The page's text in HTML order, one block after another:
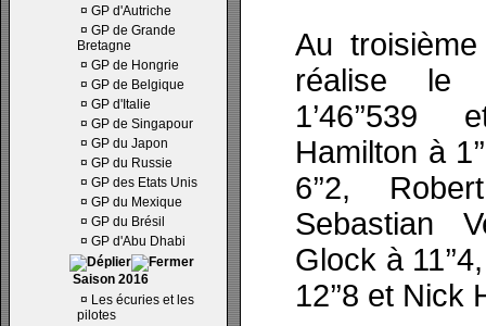
¤ GP d'Autriche
¤ GP de Grande
Bretagne
¤ GP de Hongrie
¤ GP de Belgique
¤ GP d'Italie
¤ GP de Singapour
¤ GP du Japon
¤ GP du Russie
¤ GP des Etats Unis
¤ GP du Mexique
¤ GP du Brésil
¤ GP d'Abu Dhabi
Saison 2016
¤ Les écuries et les
pilotes
Au
réalise le
Hamilton à
6’’2,
Sebastian
Glock à
12’’8 et Nick